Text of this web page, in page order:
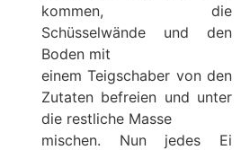
kommen, die
Schüsselwände und den
Boden mit
einem Teigschaber von den
Zutaten befreien und unter
die restliche Masse
mischen. Nun jedes Ei